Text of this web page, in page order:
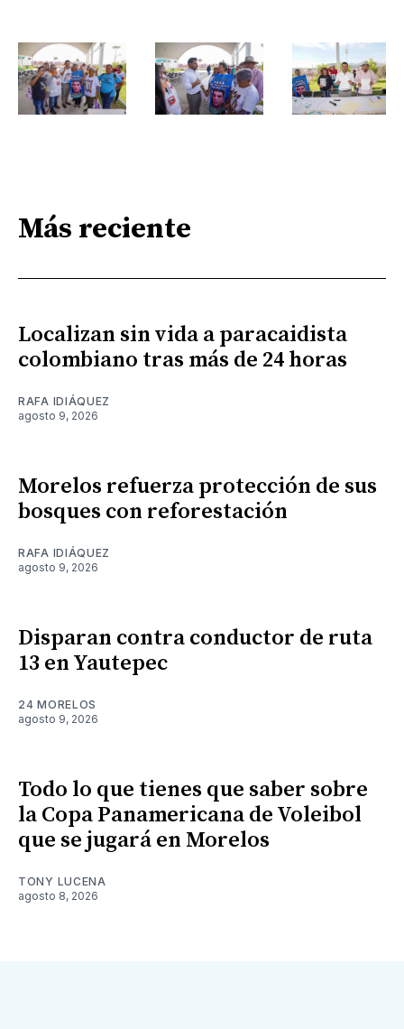
Más reciente
Localizan sin vida a paracaidista
colombiano tras más de 24 horas
RAFA IDIÁQUEZ
agosto 9, 2026
Morelos refuerza protección de sus
bosques con reforestación
RAFA IDIÁQUEZ
agosto 9, 2026
Disparan contra conductor de ruta
13 en Yautepec
24 MORELOS
agosto 9, 2026
Todo lo que tienes que saber sobre
la Copa Panamericana de Voleibol
que se jugará en Morelos
TONY LUCENA
agosto 8, 2026